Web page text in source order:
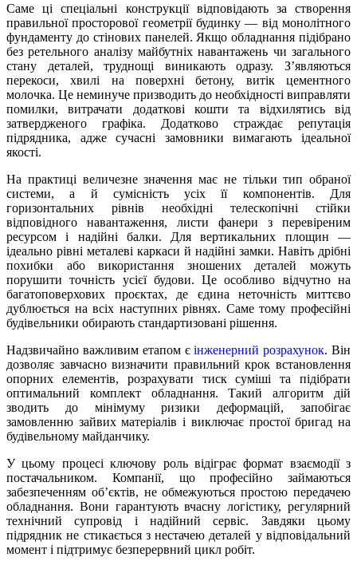
Саме ці спеціальні конструкції відповідають за створення
правильної просторової геометрії будинку — від монолітного
фундаменту до стінових панелей. Якщо обладнання підібрано
без ретельного аналізу майбутніх навантажень чи загального
стану деталей, труднощі виникають одразу. Зʼявляються
перекоси, хвилі на поверхні бетону, витік цементного
молочка. Це неминуче призводить до необхідності виправляти
помилки, витрачати додаткові кошти та відхилятись від
затвердженого графіка. Додатково страждає репутація
підрядника, адже сучасні замовники вимагають ідеальної
якості.
На практиці величезне значення має не тільки тип обраної
системи, а й сумісність усіх її компонентів. Для
горизонтальних рівнів необхідні телескопічні стійки
відповідного навантаження, листи фанери з перевіреним
ресурсом і надійні балки. Для вертикальних площин —
ідеально рівні металеві каркаси й надійні замки. Навіть дрібні
похибки або використання зношених деталей можуть
порушити точність усієї будови. Це особливо відчутно на
багатоповерхових проєктах, де єдина неточність миттєво
дублюється на всіх наступних рівнях. Саме тому професійні
будівельники обирають стандартизовані рішення.
Надзвичайно важливим етапом єінженерний розрахунок. Він
дозволяє завчасно визначити правильний крок встановлення
опорних елементів, розрахувати тиск суміші та підібрати
оптимальний комплект обладнання. Такий алгоритм дій
зводить до мінімуму ризики деформацій, запобігає
замовленню зайвих матеріалів і виключає простої бригад на
будівельному майданчику.
У цьому процесі ключову роль відіграє формат взаємодії з
постачальником. Компанії, що професійно займаються
забезпеченням об’єктів, не обмежуються простою передачею
обладнання. Вони гарантують вчасну логістику, регулярний
технічний супровід і надійний сервіс. Завдяки цьому
підрядник не стикається з нестачею деталей у відповідальний
момент і підтримує безперервний цикл робіт.